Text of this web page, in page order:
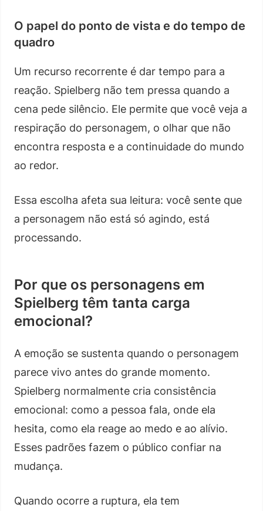
O papel do ponto de vista e do tempo de
quadro
Um recurso recorrente é dar tempo para a
reação. Spielberg não tem pressa quando a
cena pede silêncio. Ele permite que você veja a
respiração do personagem, o olhar que não
encontra resposta e a continuidade do mundo
ao redor.
Essa escolha afeta sua leitura: você sente que
a personagem não está só agindo, está
processando.
Por que os personagens em
Spielberg têm tanta carga
emocional?
A emoção se sustenta quando o personagem
parece vivo antes do grande momento.
Spielberg normalmente cria consistência
emocional: como a pessoa fala, onde ela
hesita, como ela reage ao medo e ao alívio.
Esses padrões fazem o público confiar na
mudança.
Quando ocorre a ruptura, ela tem